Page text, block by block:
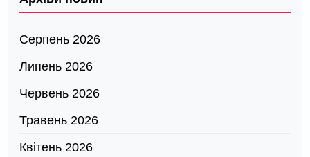
Серпень 2026
Липень 2026
Червень 2026
Травень 2026
Квітень 2026